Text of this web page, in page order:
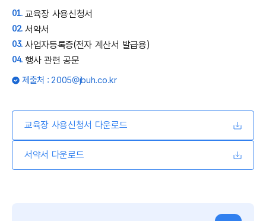
교육장 사용신청서
서약서
사업자등록증(전자 계산서 발급용)
행사 관련 공문
제출처 : 2005@jbuh.co.kr
교육장 사용신청서 다운로드
서약서 다운로드